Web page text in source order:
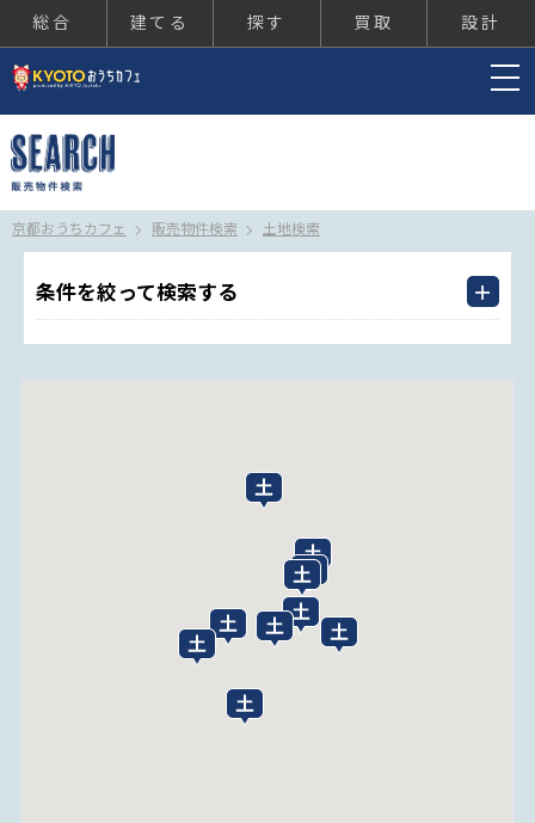
総合 建てる 探す 買取 設計
京都おうちカフェ 販売物件検索 土地検索
条件を絞って検索する